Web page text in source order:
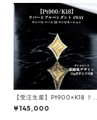
【受注生産】Pt900×K18 リバ
ーシブルペンダント｜ロンバ
スベース+額縁フレーム30g用
¥145,000